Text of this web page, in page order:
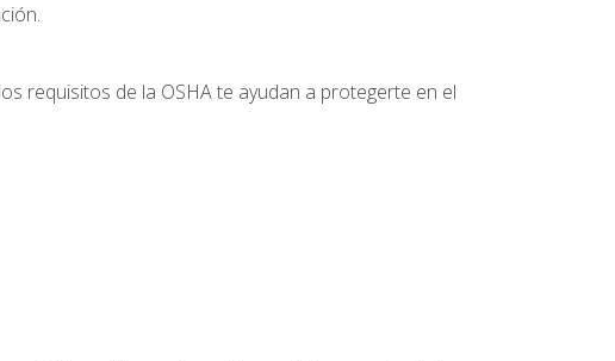
requisitos de la OSHA te ayudan a protegerte en el